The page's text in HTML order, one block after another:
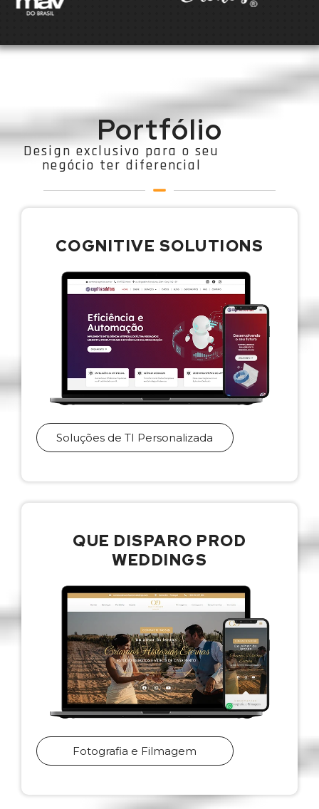
Portfólio
Design exclusivo para o seu
negócio ter diferencial
COGNITIVE SOLUTIONS
Soluções de TI Personalizada
QUE DISPARO PROD
WEDDINGS
Fotografia e Filmagem